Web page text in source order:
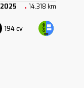
2025 14.318 km
194 cv